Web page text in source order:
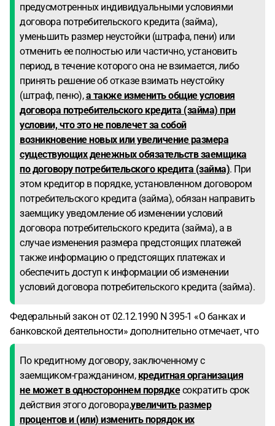
предусмотренных индивидуальными условиями
договора потребительского кредита (займа),
уменьшить размер неустойки (штрафа, пени) или
отменить ее полностью или частично, установить
период, в течение которого она не взимается, либо
принять решение об отказе взимать неустойку
(штраф, пеню),а также изменить общие условия
договора потребительского кредита (займа) при
условии, что это не повлечет за собой
возникновение новых или увеличение размера
существующих денежных обязательств заемщика
по договору потребительского кредита (займа). При
этом кредитор в порядке, установленном договором
потребительского кредита (займа), обязан направить
заемщику уведомление об изменении условий
договора потребительского кредита (займа), а в
случае изменения размера предстоящих платежей
также информацию о предстоящих платежах и
обеспечить доступ к информации об изменении
условий договора потребительского кредита (займа).
Федеральный закон от 02.12.1990 N 395-1 «О банках и
банковской деятельности» дополнительно отмечает, что
По кредитному договору, заключенному с
заемщиком-гражданином, кредитная организация
не может в одностороннем порядкесократить срок
действия этого договора,увеличить размер
процентов и (или) изменить порядок их